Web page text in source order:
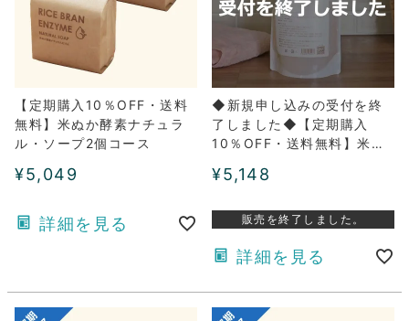
【定期購入10％OFF・送料
無料】米ぬか酵素ナチュラ
ル・ソープ2個コース
¥5,049
詳細を見る
◆新規申し込みの受付を終
了しました◆【定期購入
10％OFF・送料無料】米ぬ
ム詰め替え用1パックコース
¥5,148
販売を終了しました。
詳細を見る